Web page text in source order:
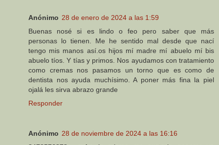
Anónimo 28 de enero de 2024 a las 1:59
Buenas nosé si es lindo o feo pero saber que más
personas lo tienen. Me he sentido mal desde que nací
tengo mis manos así.os hijos mí madre mí abuelo mí bis
abuelo tíos. Y tías y primos. Nos ayudamos con tratamiento
como cremas nos pasamos un torno que es como de
dentista nos ayuda muchísimo. A poner más fina la piel
ojalá les sirva abrazo grande
Responder
Anónimo 28 de noviembre de 2024 a las 16:16